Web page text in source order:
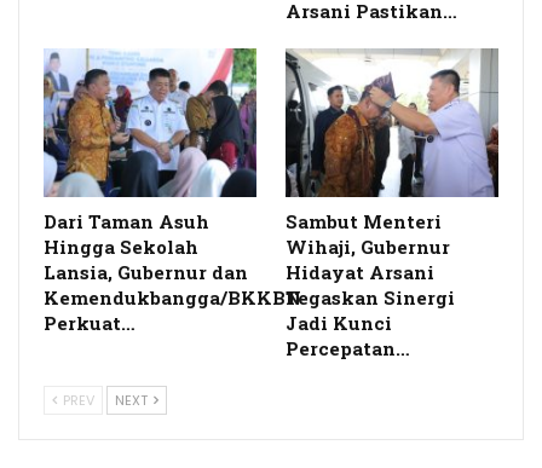
Arsani Pastikan…
Dari Taman Asuh
Hingga Sekolah
Lansia, Gubernur dan
Kemendukbangga/BKKBN
Perkuat…
Sambut Menteri
Wihaji, Gubernur
Hidayat Arsani
Tegaskan Sinergi
Jadi Kunci
Percepatan…
PREV NEXT